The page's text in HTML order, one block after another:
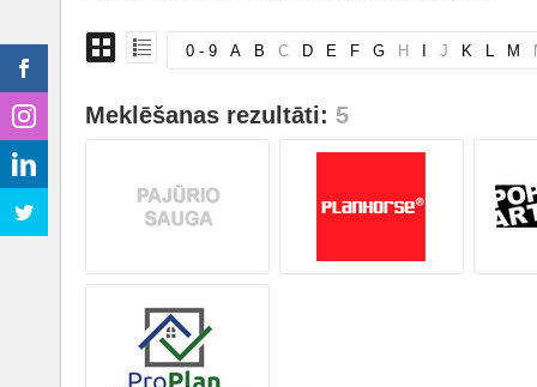
0 - 9 A B C D E F G H J K L M
Meklēšanas rezultāti: 5